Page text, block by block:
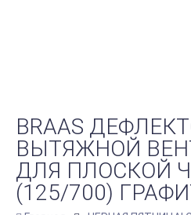
BRAAS
ВЫТЯЖНОЙ
ДЛЯ ПЛОСКОЙ
(125/700)